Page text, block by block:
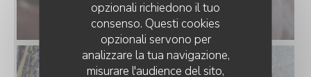
opzionali richiedono il tuo
consenso. Questi cookies
opzionali servono per
analizzare la tua navigazione,
misurare l'audience del sito,